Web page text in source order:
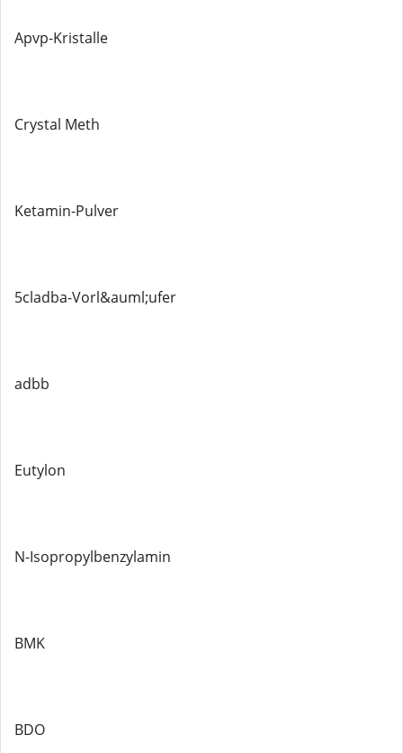
Apvp-Kristalle
Crystal Meth
Ketamin-Pulver
5cladba-Vorl&auml;ufer
adbb
Eutylon
N-Isopropylbenzylamin
BMK
BDO